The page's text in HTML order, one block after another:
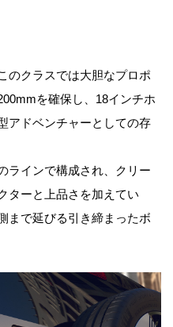
のクラスでは大胆なプロポ
を確保し、18インチホ
アドベンチャーとしての存
ラインで構成され、クリー
ターと上品さを加えてい
まで延びる引き締まったボ